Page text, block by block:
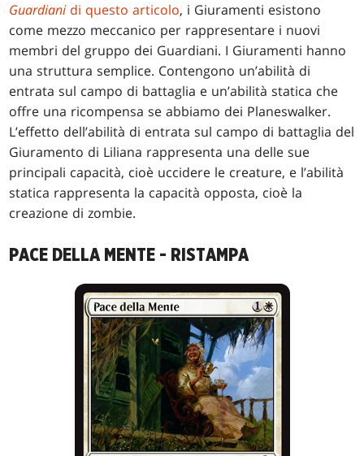
Guardianidi questo articolo, i Giuramenti esistono
come mezzo meccanico per rappresentare i nuovi
membri del gruppo dei Guardiani. I Giuramenti hanno
una struttura semplice. Contengono un’abilità di
entrata sul campo di battaglia e un’abilità statica che
offre una ricompensa se abbiamo dei Planeswalker.
L’effetto dell’abilità di entrata sul campo di battaglia del
Giuramento di Liliana rappresenta una delle sue
principali capacità, cioè uccidere le creature, e l’abilità
statica rappresenta la capacità opposta, cioè la
creazione di zombie.
PACE DELLA MENTE - RISTAMPA